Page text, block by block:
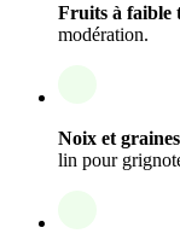
Fruits à faible
modération.
Noix et
lin pour